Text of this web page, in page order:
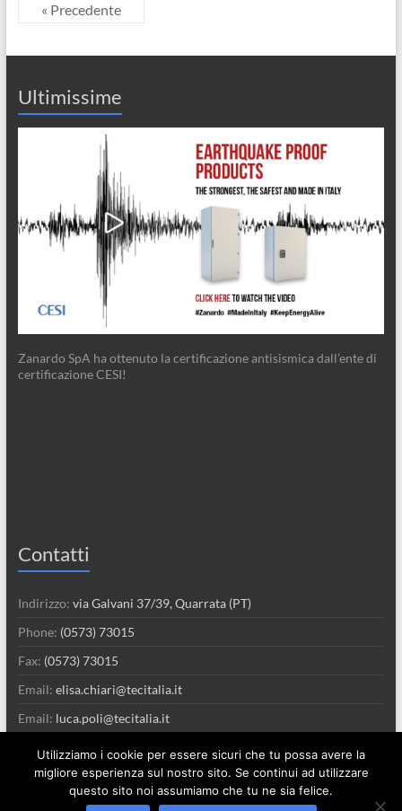
« Precedente
Ultimissime
Zanardo SpA ha ottenuto la certificazione antisismica dall’ente di
certificazione CESI!
Contatti
Indirizzo: via Galvani 37/39, Quarrata (PT)
Phone: (0573) 73015
Fax: (0573) 73015
Email: elisa.chiari@tecitalia.it
Email: luca.poli@tecitalia.it
Utilizziamo i cookie per essere sicuri che tu possa avere la
migliore esperienza sul nostro sito. Se continui ad utilizzare
questo sito noi assumiamo che tu ne sia felice.